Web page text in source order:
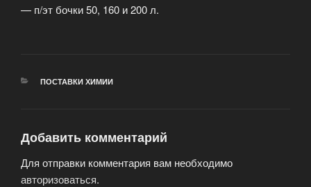
— п/эт бочки 50, 160 и 200 л.
РУБРИКИ
ПОСТАВКИ ХИМИИ
Добавить комментарий
Для отправки комментария вам необходимо
авторизоваться.